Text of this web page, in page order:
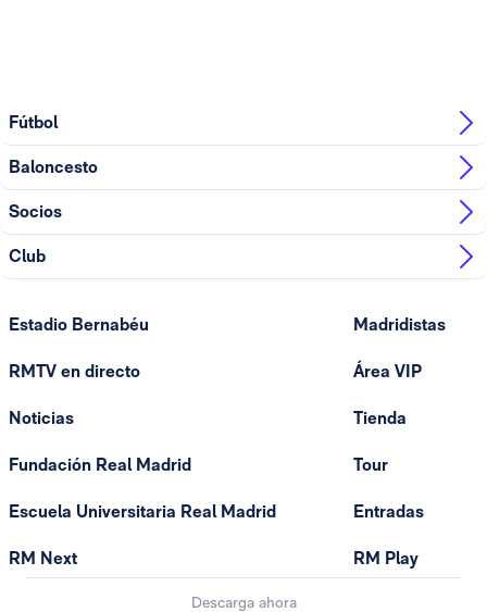
Fútbol
Baloncesto
Socios
Club
Estadio Bernabéu
RMTV en directo
Noticias
Fundación Real Madrid
Escuela Universitaria Real Madrid
RM Next
Madridistas
Área VIP
Tienda
Tour
Entradas
RM Play
Descarga ahora